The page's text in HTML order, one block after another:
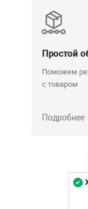
Простой
Поможем
с товаром
Подробнее